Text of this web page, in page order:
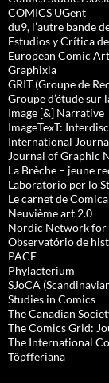
COMICS UGent
du9, l’autre bande
Estudios y Crítica
European Comic Art
Graphixia
GRIT (Groupe de
Groupe d’étude sur
Image [&] Narrative
ImageTexT:
International
Journal of Graphic
La Brèche – jeune
Laboratorio per lo
Le carnet de
Neuvième art 2.0
Nordic Network for
Observatório de
PACE
Phylacterium
SJoCA
Studies in Comics
The Canadian
The Comics Grid:
The International
Töpfferiana